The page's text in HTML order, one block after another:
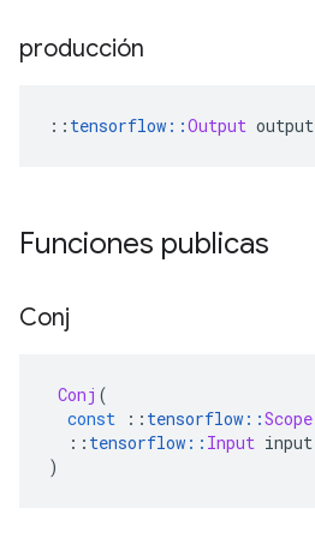
producción
:: tensorflow ::Output output
Funciones publicas
Conj
Conj (
const
:: tensorflow ::Scope
:: tensorflow :: Input input
)